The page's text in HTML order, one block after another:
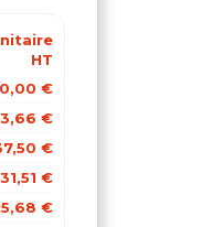
HT
€
€
€
€
€